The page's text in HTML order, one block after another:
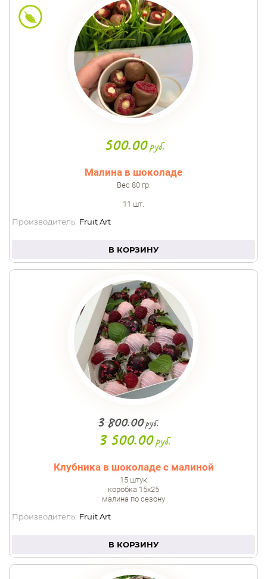
500.00руб.
Малина в шоколаде
Вес 80 гр.
11 шт.
Производитель: Fruit Art
В КОРЗИНУ
3 800.00руб.
3 500.00руб.
Клубника в шоколаде с малиной
15 штук
коробка 15х25
малина по сезону
Производитель: Fruit Art
В КОРЗИНУ